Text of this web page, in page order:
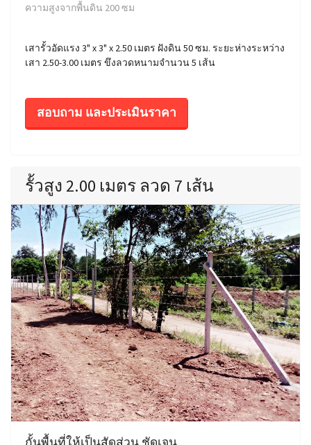
ความสูงจากพื้นดิน 200 ซม
เสารั้วอัดแรง 3" x 3" x 2.50 เมตร ฝังดิน 50 ซม. ระยะห่างระหว่าง
เสา 2.50-3.00 เมตร ขึงลวดหนามจำนวน 5 เส้น
สอบถาม และประเมินราคา
รั้วสูง 2.00 เมตร ลวด 7 เส้น
กั้นพื้นที่ให้เป็นสัดส่วน ชัดเจน